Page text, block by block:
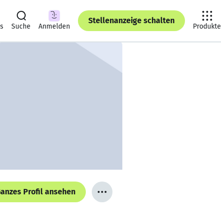
Suche Anmelden
Stellenanzeige schalten
Produkte
Profil ansehen